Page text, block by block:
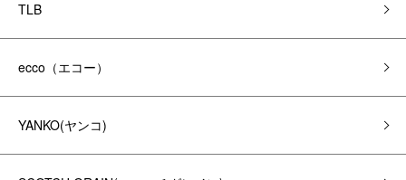
TLB
ecco（エコー）
YANKO(ヤンコ)